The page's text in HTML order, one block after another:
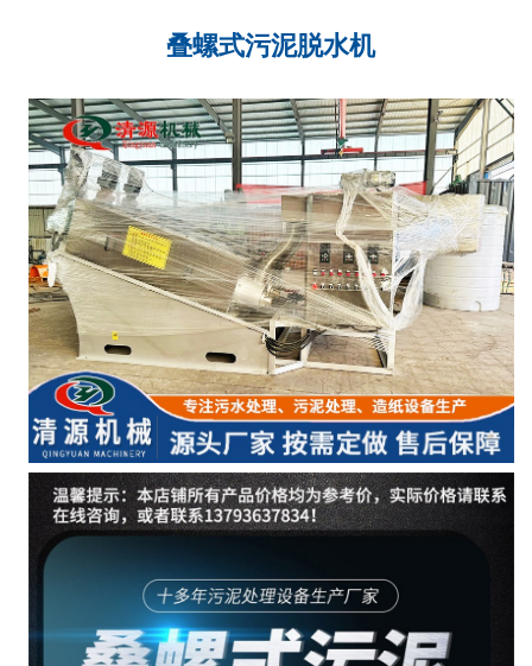
叠螺式污泥脱水机